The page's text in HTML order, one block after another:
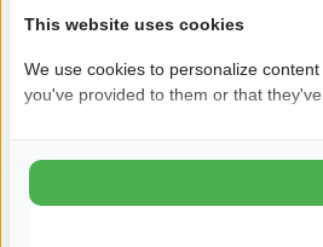
1 badkamer
This website uses cookies
We use cookies to personalize
you've provided to them or that